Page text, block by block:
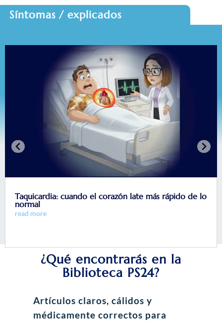
Síntomas / explicados
Taquicardia: cuando el corazón late más rápido de lo
normal
read more
¿Qué encontrarás en la
Biblioteca PS24?
Artículos claros, cálidos y
médicamente correctos para